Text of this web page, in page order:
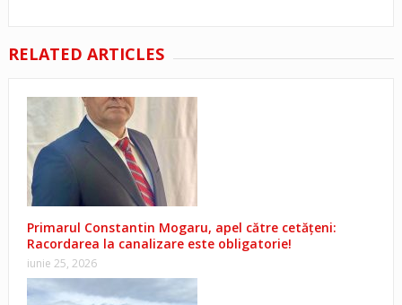
RELATED ARTICLES
Primarul Constantin Mogaru, apel către cetățeni:
Racordarea la canalizare este obligatorie!
iunie 25, 2026